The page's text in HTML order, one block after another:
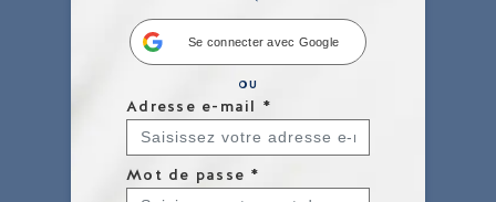
Se connecter avec Google
OU
Adresse e-mail *
Mot de passe *